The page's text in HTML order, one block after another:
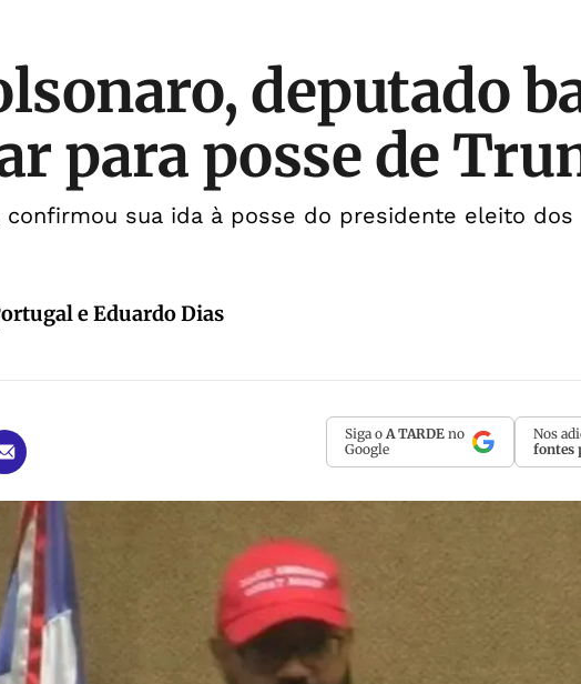
deputado
para posse de
confirmou sua ida à posse do presidente eleito dos
e Eduardo Dias
Siga o A TARDE no
Google
Nos
fontes